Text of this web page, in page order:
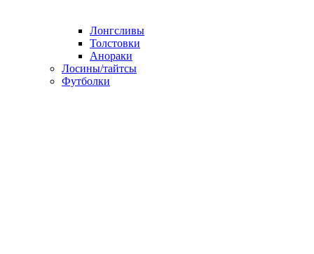
Лонгсливы
Толстовки
Анораки
Лосины/тайтсы
Футболки